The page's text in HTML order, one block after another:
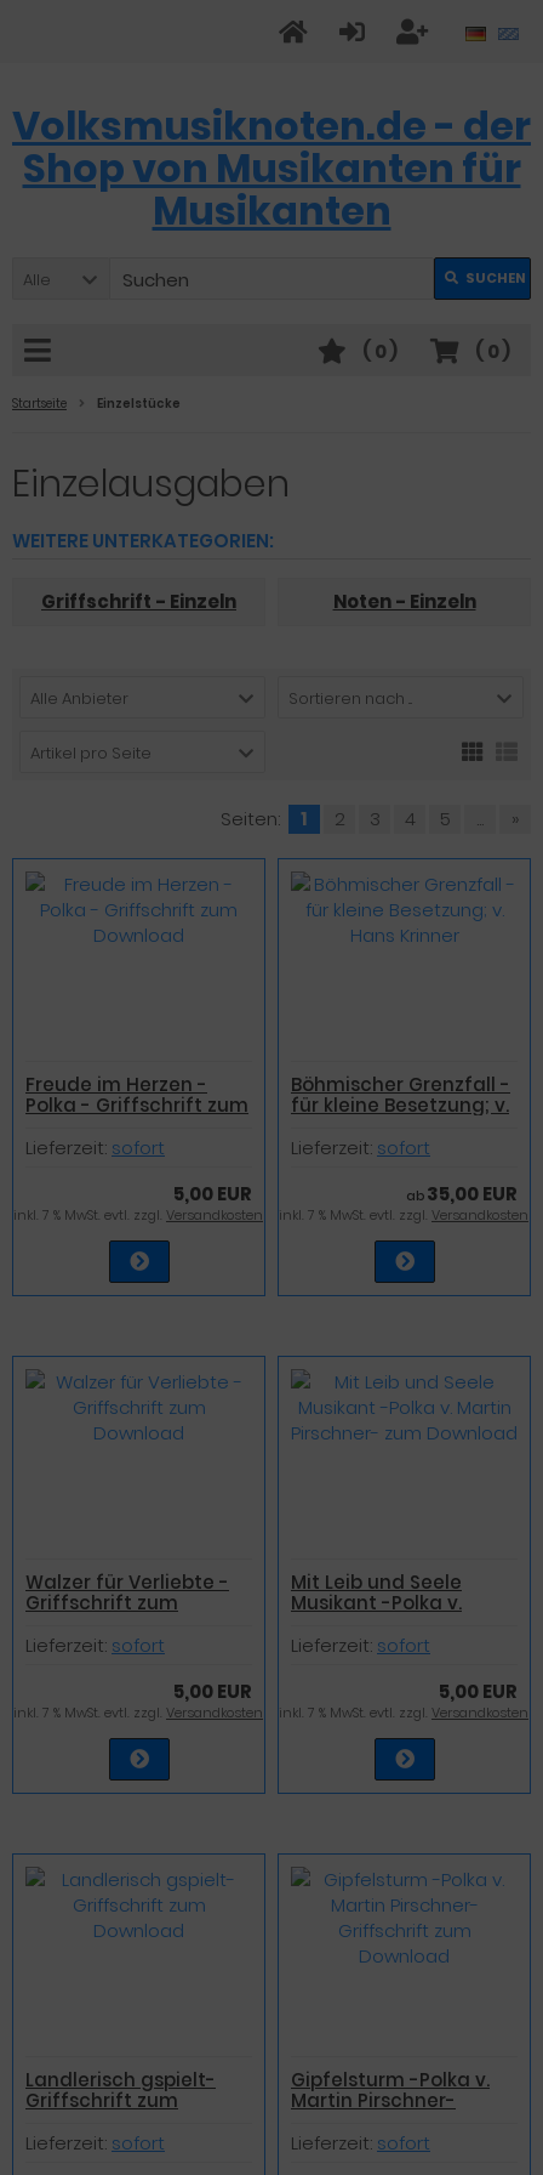
Volksmusiknoten.de - der
Shop von Musikanten für
Musikanten
Alle SUCHEN
( 0 )
( 0 )
Startseite Einzelstücke
Einzelausgaben
WEITERE UNTERKATEGORIEN:
Griffschrift - Einzeln Noten - Einzeln
Alle Anbieter Sortieren nach ...
Artikel pro Seite
Seiten: 1 2 3 4 5 ... »
Freude im Herzen -
Polka - Griffschrift zum
Lieferzeit: sofort
5,00 EUR
inkl. 7 % MwSt. evtl. zzgl. Versandkosten
Böhmischer Grenzfall -
für kleine Besetzung; v.
Lieferzeit: sofort
ab 35,00 EUR
inkl. 7 % MwSt. evtl. zzgl. Versandkosten
Walzer für Verliebte -
Griffschrift zum
Lieferzeit: sofort
5,00 EUR
inkl. 7 % MwSt. evtl. zzgl. Versandkosten
Mit Leib und Seele
Musikant -Polka v.
Download
Lieferzeit: sofort
5,00 EUR
inkl. 7 % MwSt. evtl. zzgl. Versandkosten
Landlerisch gspielt-
Griffschrift zum
Lieferzeit: sofort
Gipfelsturm -Polka v.
Martin Pirschner-
Download
Lieferzeit: sofort